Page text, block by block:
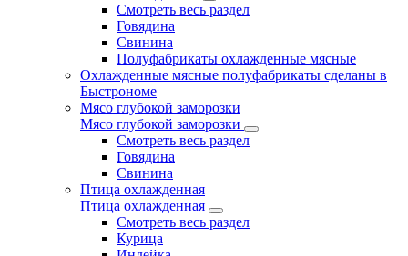
Смотреть весь раздел
Говядина
Свинина
Полуфабрикаты охлажденные мясные
Охлажденные мясные полуфабрикаты сделаны в
Быстрономе
Мясо глубокой заморозки
Мясо глубокой заморозки
Смотреть весь раздел
Говядина
Свинина
Птица охлажденная
Птица охлажденная
Смотреть весь раздел
Курица